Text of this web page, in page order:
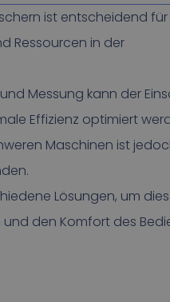
ist entscheidend
Ressourcen in der
Messung kann der
Effizienz optimiert
Maschinen ist
Lösungen, um
den Komfort des